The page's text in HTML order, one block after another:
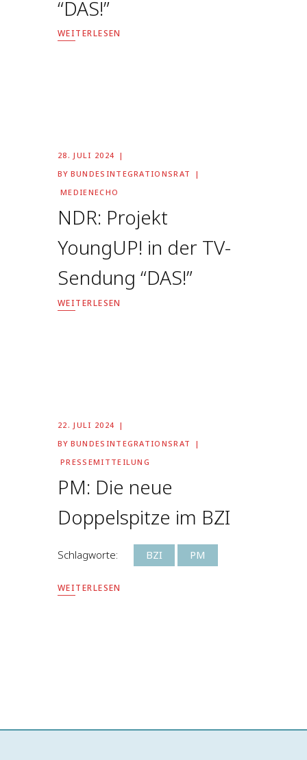
“DAS!”
WEITERLESEN
28. JULI 2024
BY BUNDESINTEGRATIONSRAT
MEDIENECHO
NDR: Projekt
YoungUP! in der TV-
Sendung “DAS!”
WEITERLESEN
22. JULI 2024
BY BUNDESINTEGRATIONSRAT
PRESSEMITTEILUNG
PM: Die neue
Doppelspitze im BZI
Schlagworte: BZI PM
WEITERLESEN